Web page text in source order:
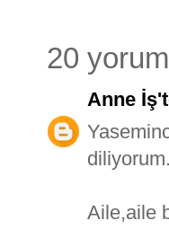
20
Anne
Aile,aile